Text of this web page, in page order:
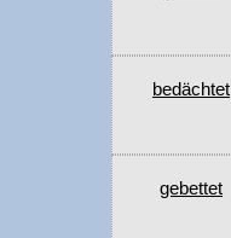
bedächtet
gebettet